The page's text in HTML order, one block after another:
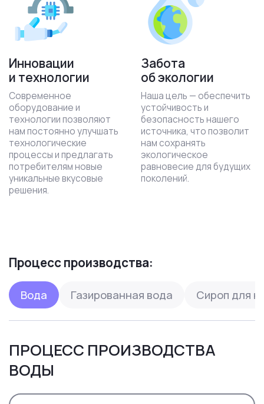
Инновации
и технологии
Современное
оборудование и
технологии позволяют
нам постоянно улучшать
технологические
процессы и предлагать
потребителям новые
уникальные вкусовые
решения.
Забота
об экологии
Наша цель — обеспечить
устойчивость и
безопасность нашего
источника, что позволит
нам сохранять
экологическое
равновесие для будущих
поколений.
Процесс производства:
Вода Газированная вода Сироп для
ПРОЦЕСС ПРОИЗВОДСТВА
ВОДЫ